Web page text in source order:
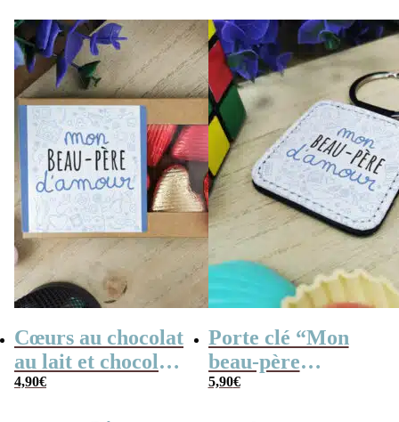
déchire – cadeau
beau père
déchire”- cadeau
beau père
Cœurs au chocolat
au lait et chocolat
noir praliné x8
4,90€
Porte clé “Mon
beau-père
d’amour” de la
5,90€